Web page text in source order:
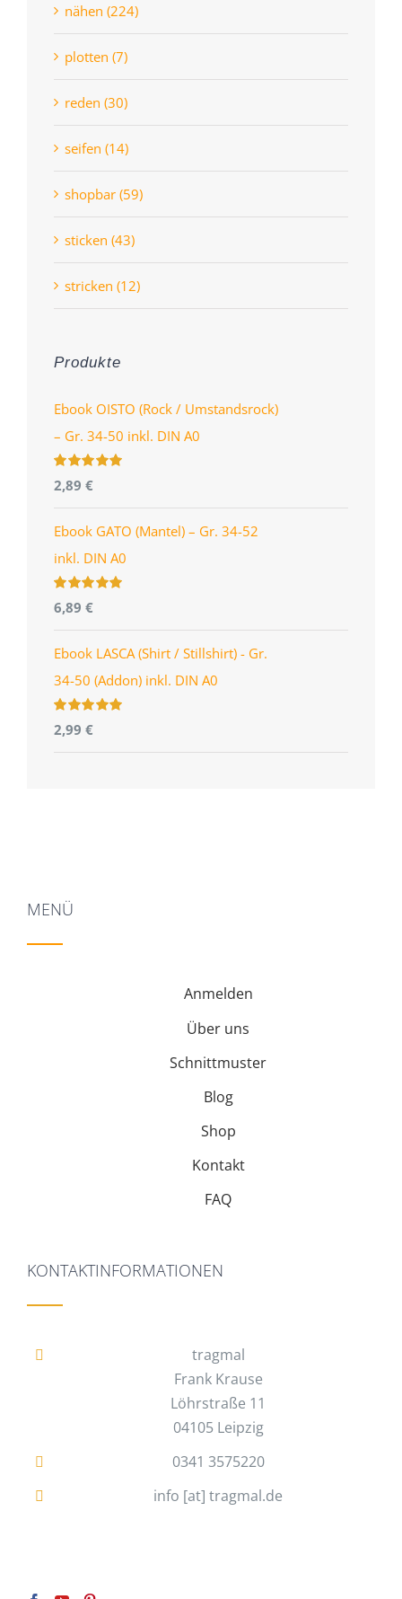
nähen (224)
plotten (7)
reden (30)
seifen (14)
shopbar (59)
sticken (43)
stricken (12)
Produkte
Ebook OISTO (Rock / Umstandsrock)
– Gr. 34-50 inkl. DIN A0
Bewertet
mit 4.96
5
2,89 €
Ebook GATO (Mantel) – Gr. 34-52
inkl. DIN A0
Bewertet
mit 5.00
5
6,89 €
Ebook LASCA (Shirt / Stillshirt) - Gr.
34-50 (Addon) inkl. DIN A0
Bewertet
mit 5.00
5
2,99 €
MENÜ
Anmelden
Über uns
Schnittmuster
Blog
Shop
Kontakt
FAQ
KONTAKTINFORMATIONEN
tragmal
Frank Krause
Löhrstraße 11
04105 Leipzig
0341 3575220
info [at] tragmal.de